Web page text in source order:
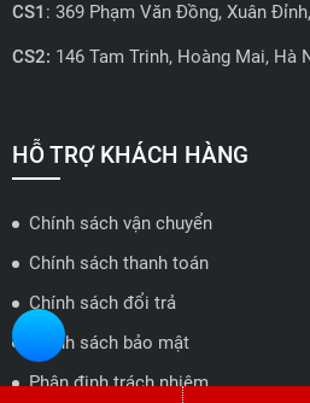
CS1 : 369 Phạm Văn Đồng, Xuân
CS2: 146 Tam Trinh, Hoàng Mai, Hà
🗺️Xem trên bản đồ
ĐẠI LÝ QUẬN 2 HCM - HẢI
🔰 Địa chỉ: 78-80 Vũ Tông Phan, P.An
📍 Hotline: 0938584113
🗺️Xem trên bản đồ
HỖ TRỢ KHÁCH HÀNG
Chính sách vận chuyển
Chính sách thanh toán
Chính sách đổi trả
Chính sách bảo mật
Phân định trách nhiệm...